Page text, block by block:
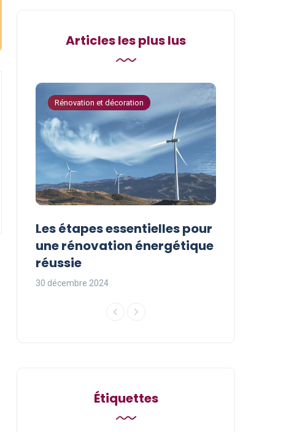
Articles les plus lus
Rénovation et décoration
Les étapes essentielles pour
une rénovation énergétique
réussie
30 décembre 2024
Étiquettes